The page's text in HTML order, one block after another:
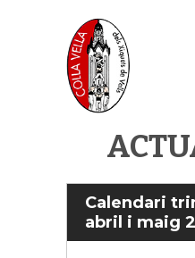
Calendari
abril i maig